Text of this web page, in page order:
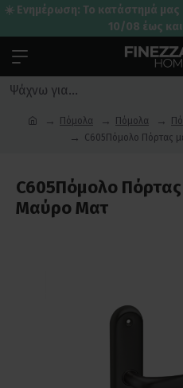
☀️ Ενημέρωση: Το κατάστημά μας
10/08 έως
Πόμολα Πόμολα
C605Πόμολο Πόρτας
C605Πόμολο
Μαύρο Ματ